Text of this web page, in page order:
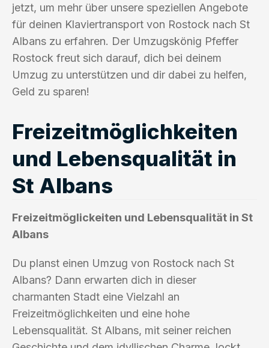
jetzt, um mehr über unsere speziellen Angebote
für deinen Klaviertransport von Rostock nach St
Albans zu erfahren. Der Umzugskönig Pfeffer
Rostock freut sich darauf, dich bei deinem
Umzug zu unterstützen und dir dabei zu helfen,
Geld zu sparen!
Freizeitmöglichkeiten
und Lebensqualität in
St Albans
Freizeitmöglickeiten und Lebensqualität in St
Albans
Du planst einen Umzug von Rostock nach St
Albans? Dann erwarten dich in dieser
charmanten Stadt eine Vielzahl an
Freizeitmöglichkeiten und eine hohe
Lebensqualität. St Albans, mit seiner reichen